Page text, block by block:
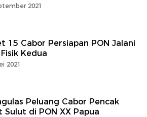
2021
15 Cabor Persiapan PON Jalani
Kedua
2021
Peluang Cabor Pencak
Sulut di PON XX Papua